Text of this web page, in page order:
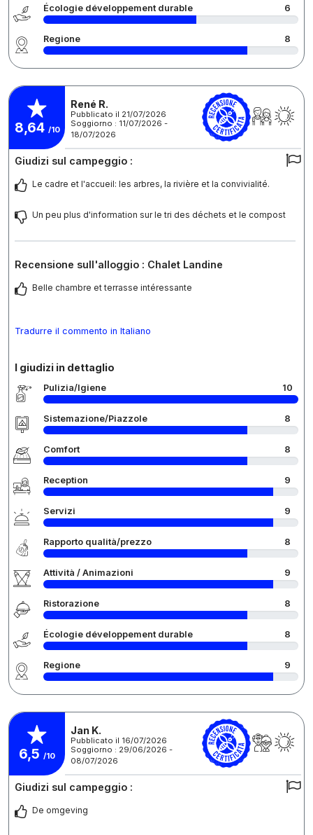
Écologie développement durable 6
Regione 8
8,64 /10
René R.
Pubblicato il 21/07/2026
Soggiorno : 11/07/2026 -
18/07/2026
Giudizi sul campeggio :
Le cadre et l'accueil: les arbres, la rivière et la convivialité.
Un peu plus d'information sur le tri des déchets et le compost
Recensione sull'alloggio : Chalet Landine
Belle chambre et terrasse intéressante
Tradurre il commento in Italiano
I giudizi in dettaglio
Pulizia/Igiene 10
Sistemazione/Piazzole 8
Comfort 8
Reception 9
Servizi 9
Rapporto qualità/prezzo 8
Attività / Animazioni 9
Ristorazione 8
Écologie développement durable 8
Regione 9
6,5 /10
Jan K.
Pubblicato il 16/07/2026
Soggiorno : 29/06/2026 -
08/07/2026
Giudizi sul campeggio :
De omgeving